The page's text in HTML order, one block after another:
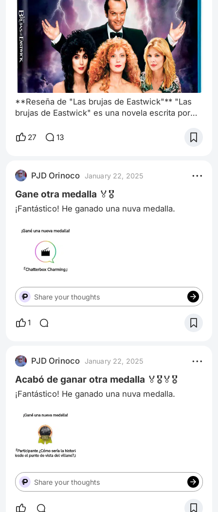
**Reseña de "Las brujas de Eastwick"** "Las
brujas de Eastwick" es una novela escrita por
la crítica social y las dinámicas de poder entre
tres mujeres solteras que, a pesar de los
convencionalismos sociales de la época,
buscan liberarse de sus limitaciones perso
27 13
PJD Orinoco January 22, 2025
Gane otra medalla 🏅🎖️
¡Fantástico! He ganado una nuva medalla.
Share your thoughts
1
PJD Orinoco January 22, 2025
Acabó de ganar otra medalla 🏅🎖️🏅🎖️
¡Fantástico! He ganado una nuva medalla.
Share your thoughts